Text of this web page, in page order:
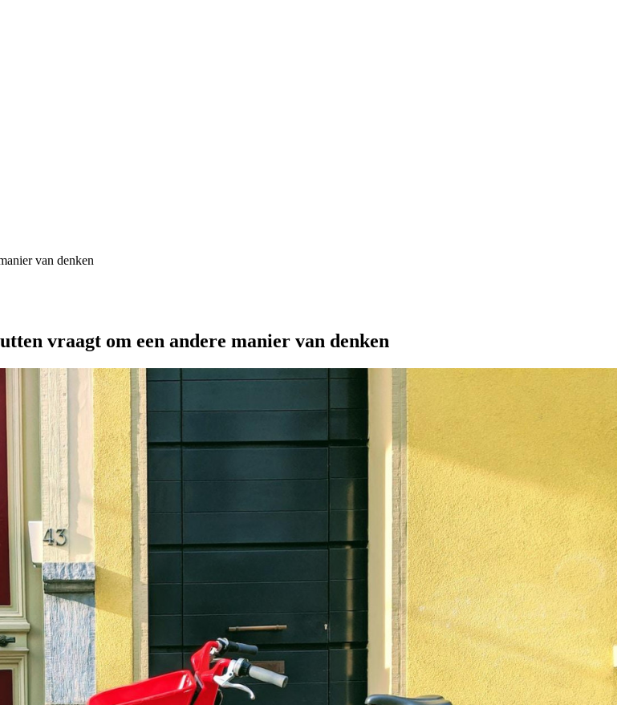
van denken
vraagt om een andere manier van denken